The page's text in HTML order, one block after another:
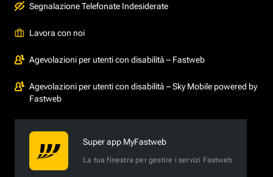
Segnalazione Telefonate Indesiderate
Lavora con noi
Agevolazioni per utenti con disabilità – Fastweb
Agevolazioni per utenti con disabilità – Sky Mobile powered by
Fastweb
Super app MyFastweb
La tua finestra per gestire i servizi Fastweb